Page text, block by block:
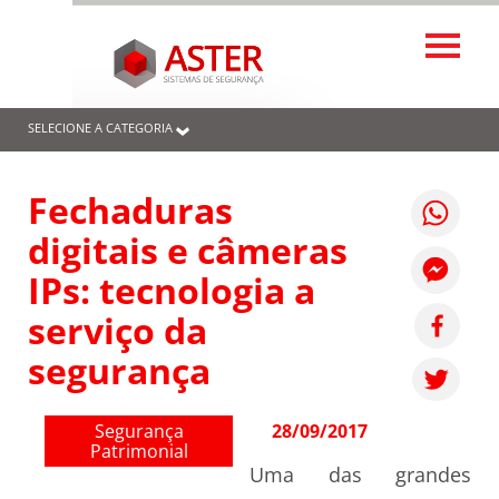
SELECIONE A CATEGORIA
Fechaduras
digitais e câmeras
IPs: tecnologia a
serviço da
segurança
Segurança
Patrimonial
28/09/2017
Uma das grandes